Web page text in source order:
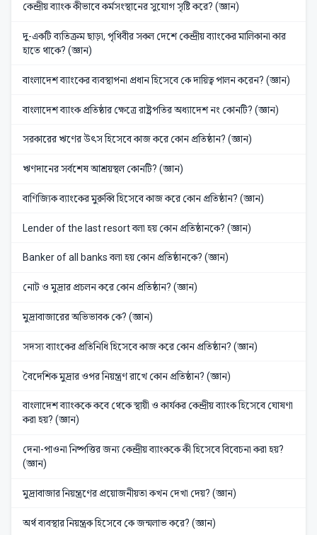
কেন্দ্রীয় ব্যাংক কীভাবে কর্মসংস্থানের সুযোগ সৃষ্টি করে? (জ্ঞান)
দু-একটি ব্যতিক্রম ছাড়া, পৃথিবীর সকল দেশে কেন্দ্রীয় ব্যাংকের মালিকানা কার
হাতে থাকে? (জ্ঞান)
বাংলাদেশ ব্যাংকের ব্যবস্থাপনা প্রধান হিসেবে কে দায়িত্ব পালন করেন? (জ্ঞান)
বাংলাদেশ ব্যাংক প্রতিষ্ঠার ক্ষেত্রে রাষ্ট্রপতির অধ্যাদেশ নং কোনটি? (জ্ঞান)
সরকারের ঋণের উৎস হিসেবে কাজ করে কোন প্রতিষ্ঠান? (জ্ঞান)
ঋণদানের সর্বশেষ আশ্রয়স্থল কোনটি? (জ্ঞান)
বাণিজ্যিক ব্যাংকের মুরুব্বি হিসেবে কাজ করে কোন প্রতিষ্ঠান? (জ্ঞান)
Lender of the last resort বলা হয় কোন প্রতিষ্ঠানকে? (জ্ঞান)
Banker of all banks বলা হয় কোন প্রতিষ্ঠানকে? (জ্ঞান)
নোট ও মুদ্রার প্রচলন করে কোন প্রতিষ্ঠান? (জ্ঞান)
মুদ্রাবাজারের অভিভাবক কে? (জ্ঞান)
সদস্য ব্যাংকের প্রতিনিধি হিসেবে কাজ করে কোন প্রতিষ্ঠান? (জ্ঞান)
বৈদেশিক মুদ্রার ওপর নিয়ন্ত্রণ রাখে কোন প্রতিষ্ঠান? (জ্ঞান)
বাংলাদেশ ব্যাংককে কবে থেকে স্থায়ী ও কার্যকর কেন্দ্রীয় ব্যাংক হিসেবে ঘোষণা
করা হয়? (জ্ঞান)
দেনা-পাওনা নিষ্পত্তির জন্য কেন্দ্রীয় ব্যাংককে কী হিসেবে বিবেচনা করা হয়?
(জ্ঞান)
মুদ্রাবাজার নিয়ন্ত্রণের প্রয়োজনীয়তা কখন দেখা দেয়? (জ্ঞান)
অর্থ ব্যবস্থার নিয়ন্ত্রক হিসেবে কে জন্মলাভ করে? (জ্ঞান)